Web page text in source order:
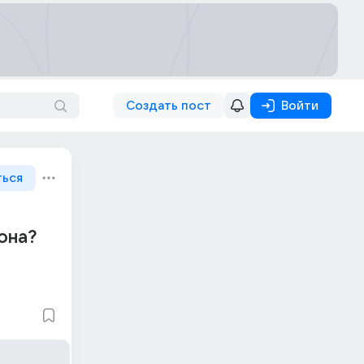
Создать пост Войти